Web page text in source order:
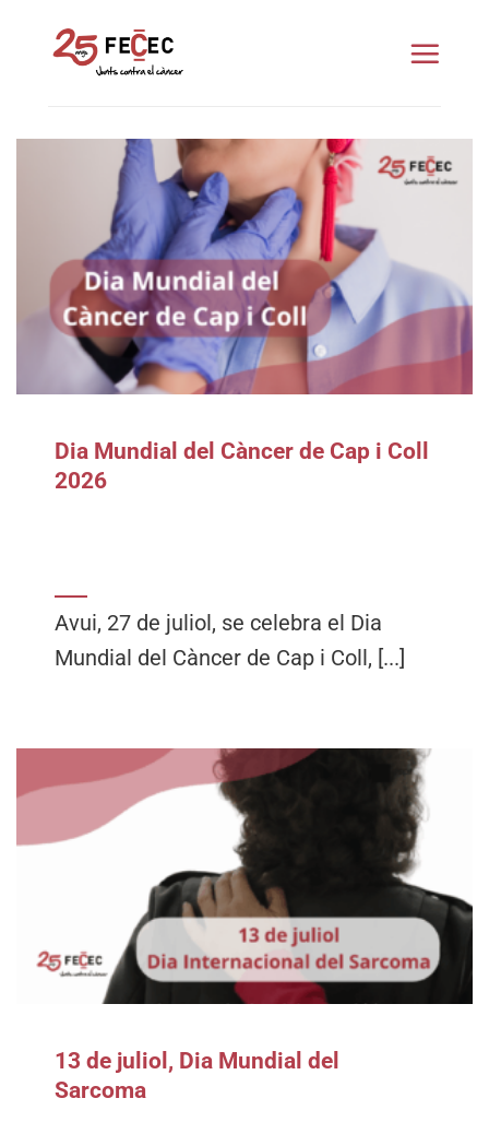
Dia Mundial del Càncer de Cap i Coll
2026
Avui, 27 de juliol, se celebra el Dia
Mundial del Càncer de Cap i Coll, [...]
13 de juliol, Dia Mundial del
Sarcoma